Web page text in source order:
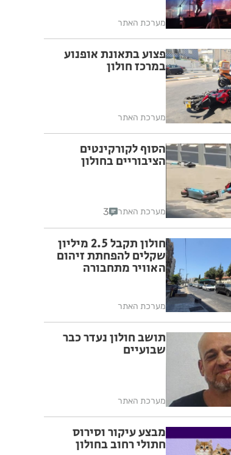
מערכת האתר
פצוע בתאונת אופנוע
במרכז חולון
מערכת האתר
הסוף לקורקינטים
הציבוריים בחולון
מערכת האתר 3
חולון תקבל 2.5 מיליון
שקלים להפחתת זיהום
האוויר מתחבורה
מערכת האתר
תושב חולון נעדר כבר
שבועיים
מערכת האתר
מבצע עיקור וסירוס
חתולי רחוב בחולון